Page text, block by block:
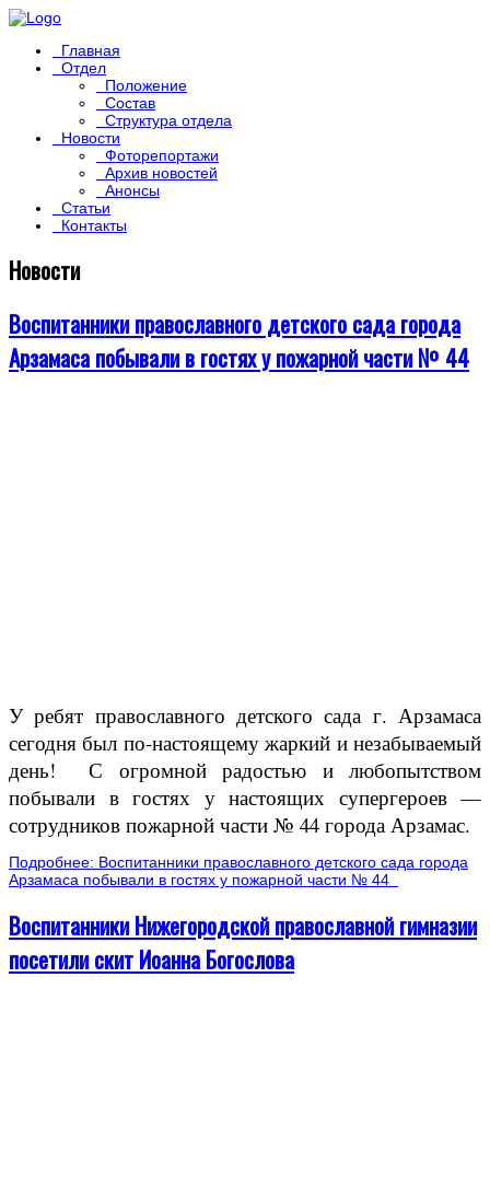
Главная
Отдел
Положение
Состав
Структура отдела
Новости
Фоторепортажи
Архив новостей
Анонсы
Статьи
Контакты
Новости
Воспитанники православного детского сада города
Арзамаса побывали в гостях у пожарной части № 44
У ребят православного детского сада г. Арзамаса
сегодня был по-настоящему жаркий и незабываемый
день! С огромной радостью и любопытством
побывали в гостях у настоящих супергероев —
сотрудников пожарной части № 44 города Арзамас.
Подробнее: Воспитанники православного детского сада города
Арзамаса побывали в гостях у пожарной части № 44
Воспитанники Нижегородской православной гимназии
посетили скит Иоанна Богослова